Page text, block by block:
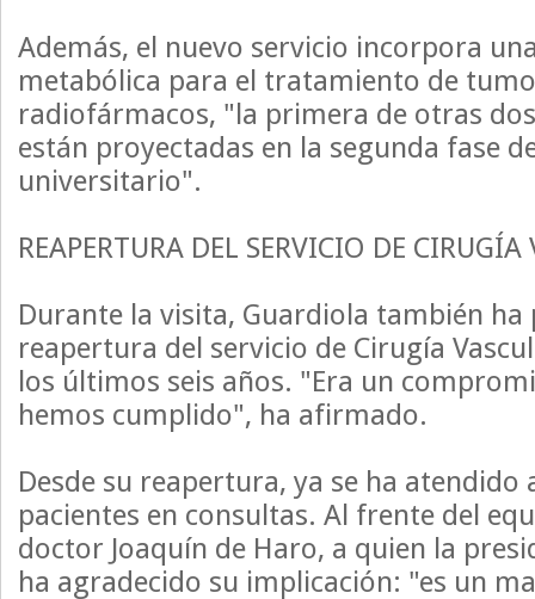
Además, el nuevo servicio incorpora
metabólica para el tratamiento de
radiofármacos, "la primera de otras
están proyectadas en la segunda fase
universitario".
REAPERTURA DEL SERVICIO DE CIRUGÍA
Durante la visita, Guardiola también ha
reapertura del servicio de Cirugía
los últimos seis años. "Era un
hemos cumplido", ha afirmado.
Desde su reapertura, ya se ha atendido
pacientes en consultas. Al frente del
doctor Joaquín de Haro, a quien la
ha agradecido su implicación: "es un